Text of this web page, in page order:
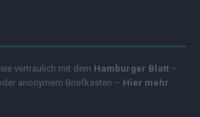
vertraulich mit dem Hamburger Blatt –
anonymem Briefkasten – Hier mehr